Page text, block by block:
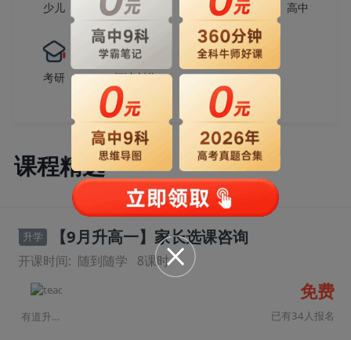
少儿 小学 初中 高中
考研 阅读创作
课程精选
升学 【9月升高一】家长选课咨询
开课时间: 随到随学 8课时
有道升学规划师
免费
已有34人报名